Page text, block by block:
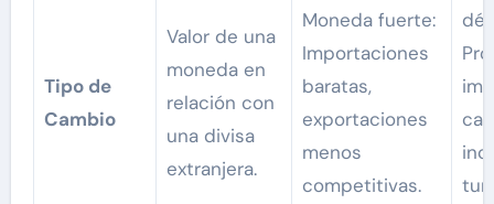
Tipo de
Cambio
Valor de una
moneda en
relación con
una divisa
extranjera.
Moneda fuerte:
Importaciones
baratas,
exportaciones
menos
competitivas.